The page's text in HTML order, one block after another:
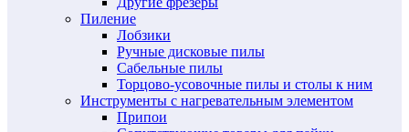
Пиление
Лобзики
Ручные дисковые пилы
Сабельные пилы
Торцово-усовочные пилы и столы к ним
Инструменты с нагревательным элементом
Припои